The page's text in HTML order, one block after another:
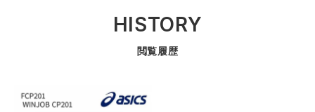
HISTORY
閲覧履歴